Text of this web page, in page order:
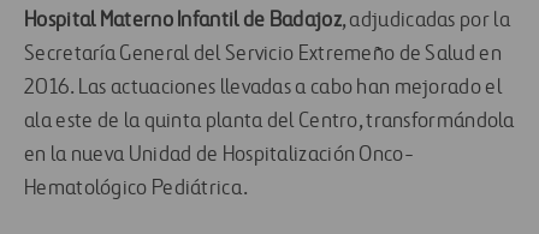
Hospital Materno Infantil de Badajoz, adjudicadas por la
Secretaría General del Servicio Extremeño de Salud en
2016. Las actuaciones llevadas a cabo han mejorado el
ala este de la quinta planta del Centro, transformándola
en la nueva Unidad de Hospitalización Onco-
Hematológico Pediátrica.